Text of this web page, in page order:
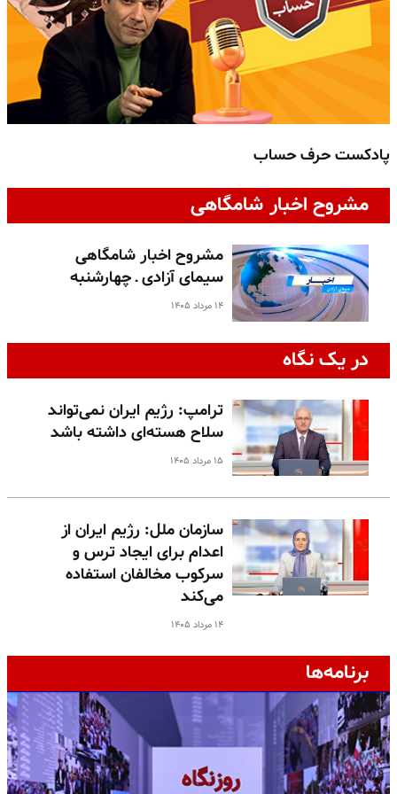
پادکست حرف حساب
مشروح اخبار شامگاهی
مشروح اخبار شامگاهی
سیمای آزادی ـ چهارشنبه
۱۴ مرداد ۱۴۰۵
در یک نگاه
ترامپ: رژیم ایران نمی‌تواند
سلاح هسته‌ای داشته باشد
۱۵ مرداد ۱۴۰۵
سازمان ملل: رژیم ایران از
اعدام برای ایجاد ترس و
سرکوب مخالفان استفاده
می‌کند
۱۴ مرداد ۱۴۰۵
برنامه‌ها